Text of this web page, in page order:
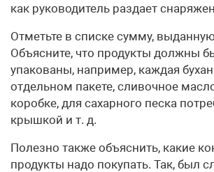
как руководитель раздает
Отметьте в списке сумму,
Объясните, что продукты должны
упакованы, например, каждая
отдельном пакете, сливочное
коробке, для сахарного песка
крышкой и т. д.
Полезно также объяснить, какие
продукты надо покупать. Так, был